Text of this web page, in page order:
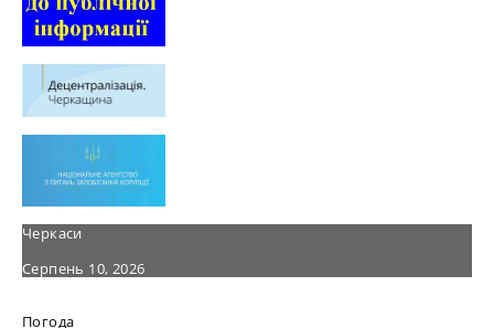
Черкаси
Серпень 10, 2026
Погода